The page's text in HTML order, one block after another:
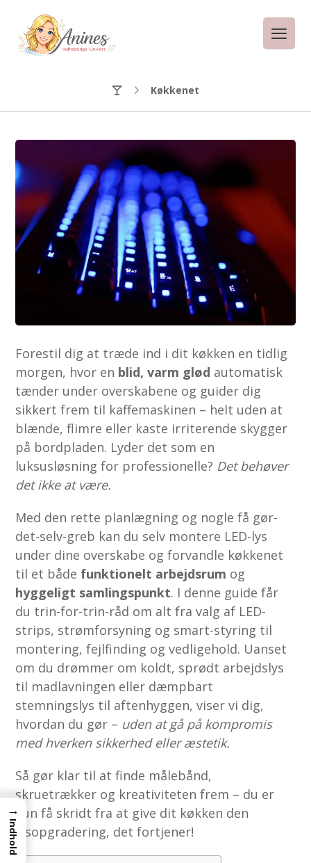
Køkkenet
Forestil dig at træde ind i dit køkken en tidlig
morgen, hvor en blid, varm glød automatisk
tænder under overskabene og guider dig
sikkert frem til kaffemaskinen – helt uden at
blænde, flimre eller kaste irriterende skygger
på bordpladen. Lyder det som en
luksusløsning for professionelle? Det behøver
det ikke at være.
Med den rette planlægning og nogle få gør-
det-selv-greb kan du selv montere LED-lys
under dine overskabe og forvandle køkkenet
til et både funktionelt arbejdsrum og
hyggeligt samlingspunkt. I denne guide får
du trin-for-trin-råd om alt fra valg af LED-
strips, strømforsyning og smart-styring til
montering, fejlfinding og vedligehold. Uanset
om du drømmer om koldt, sprødt arbejdslys
til madlavningen eller dæmpbart
stemningslys til aftenhyggen, viser vi dig,
hvordan du gør – uden at gå på kompromis
med hverken sikkerhed eller æstetik.
Så gør klar til at finde målebånd,
skruetrækker og kreativiteten frem – du er
kun få skridt fra at give dit køkken den
lysopgradering, det fortjener!
→
Indhold